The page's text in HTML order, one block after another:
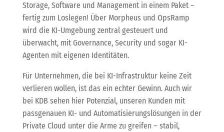
Storage, Software und Management in einem Paket –
fertig zum Loslegen! Über Morpheus und OpsRamp
wird die KI-Umgebung zentral gesteuert und
überwacht, mit Governance, Security und sogar KI-
Agenten mit eigenen Identitäten.
Für Unternehmen, die bei KI-Infrastruktur keine Zeit
verlieren wollen, ist das ein echter Gewinn. Auch wir
bei KDB sehen hier Potenzial, unseren Kunden mit
passgenauen KI- und Automatisierungslösungen in der
Private Cloud unter die Arme zu greifen – stabil,